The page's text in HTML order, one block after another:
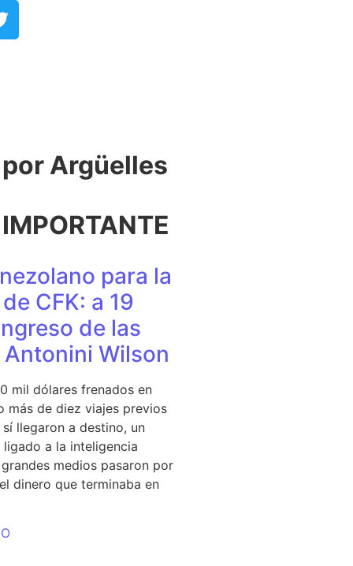
por Argüelles​
para la
CFK: a 19
de las
Wilson
mil dólares frenados en
más de diez viajes previos
llegaron a destino, un
a la inteligencia
medios pasaron por
dinero que terminaba en